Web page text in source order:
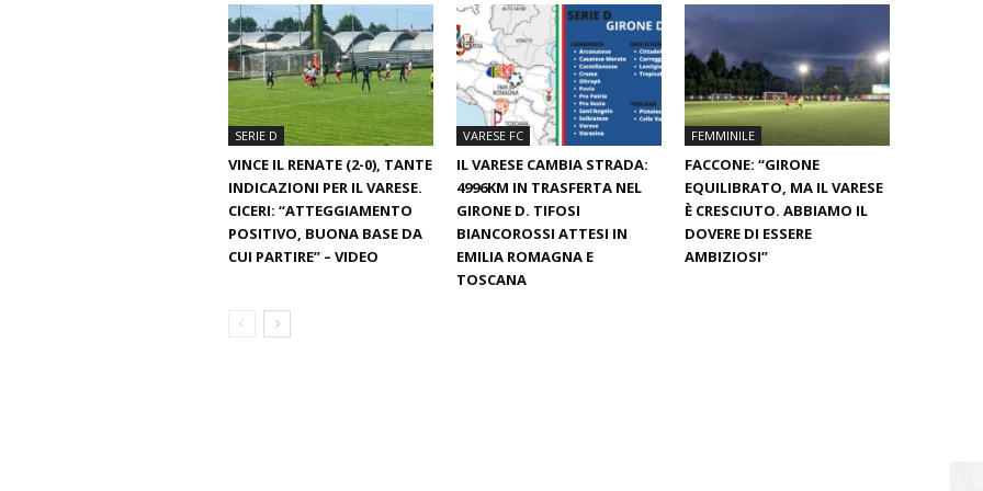
SERIE D
VINCE IL RENATE (2-0), TANTE
INDICAZIONI PER IL VARESE.
CICERI: “ATTEGGIAMENTO
POSITIVO, BUONA BASE DA
CUI PARTIRE” – VIDEO
VARESE FC
IL VARESE CAMBIA STRADA:
4996KM IN TRASFERTA NEL
GIRONE D. TIFOSI
BIANCOROSSI ATTESI IN
EMILIA ROMAGNA E
TOSCANA
FEMMINILE
FACCONE: “GIRONE
EQUILIBRATO, MA IL VARESE
È CRESCIUTO. ABBIAMO IL
DOVERE DI ESSERE
AMBIZIOSI”